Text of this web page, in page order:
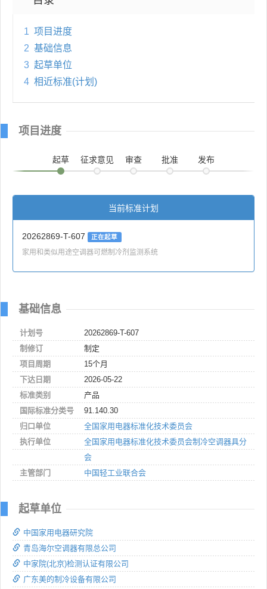
1 项目进度
2 基础信息
3 起草单位
4 相近标准(计划)
项目进度
起草 征求意见 审查 批准 发布
当前标准计划
20262869-T-607 正在起草
家用和类似用途空调器可燃制冷剂监测系统
基础信息
计划号
20262869-T-607
制修订
制定
项目周期
15个月
下达日期
2026-05-22
标准类别
产品
国际标准分类号
91.140.30
归口单位
全国家用电器标准化技术委员会
执行单位
全国家用电器标准化技术委员会制冷空调器具分
会
主管部门
中国轻工业联合会
起草单位
中国家用电器研究院
青岛海尔空调器有限总公司
中家院(北京)检测认证有限公司
广东美的制冷设备有限公司